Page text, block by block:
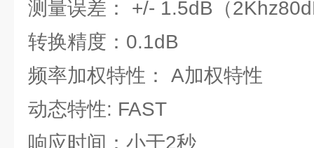
测量误差： +/- 1.5dB（
转换精度：0.1dB
频率加权特性： A加权特性
动态特性: FAST
响应时间：小于2秒